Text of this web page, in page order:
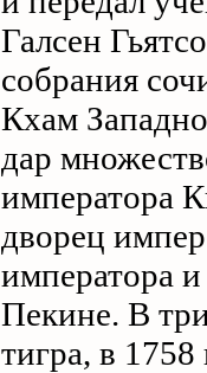
Галсен
собрания
Кхам
дар
императора
дворец
императора
Пекине. В
тигра, в